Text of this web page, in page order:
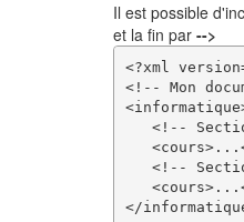
Il est possible
et la fin par -->
<?xml
<!-- Mon
<!--
<!--
</